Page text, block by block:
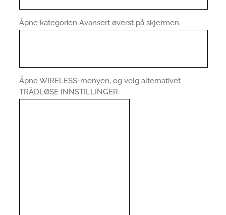
Åpne kategorien Avansert øverst på skjermen.
Åpne WIRELESS-menyen, og velg alternativet
TRÅDLØSE INNSTILLINGER.